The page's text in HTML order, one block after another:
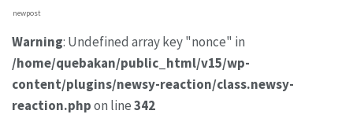
newpost
Warning: Undefined array key "nonce" in
/home/quebakan/public_html/v15/wp-
content/plugins/newsy-reaction/class.newsy-
reaction.phpon line342